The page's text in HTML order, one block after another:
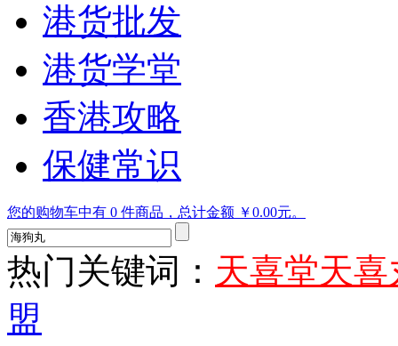
港货批发
港货学堂
香港攻略
保健常识
您的购物车中有 0 件商品，总计金额 ￥0.00元。
热门关键词： 天喜堂天喜
盟